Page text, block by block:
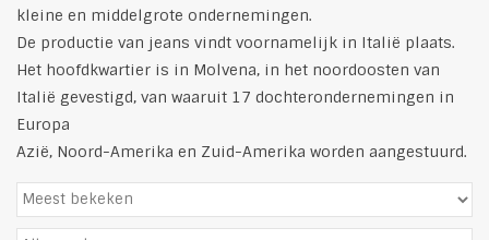
kleine en middelgrote ondernemingen.
De productie van jeans vindt voornamelijk in Italië plaats.
Het hoofdkwartier is in Molvena, in het noordoosten van
Italië gevestigd, van waaruit 17 dochterondernemingen in
Europa
Azië, Noord-Amerika en Zuid-Amerika worden aangestuurd.